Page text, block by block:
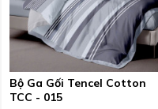
Bộ Ga Gối Tencel Cotton
TCC - 015